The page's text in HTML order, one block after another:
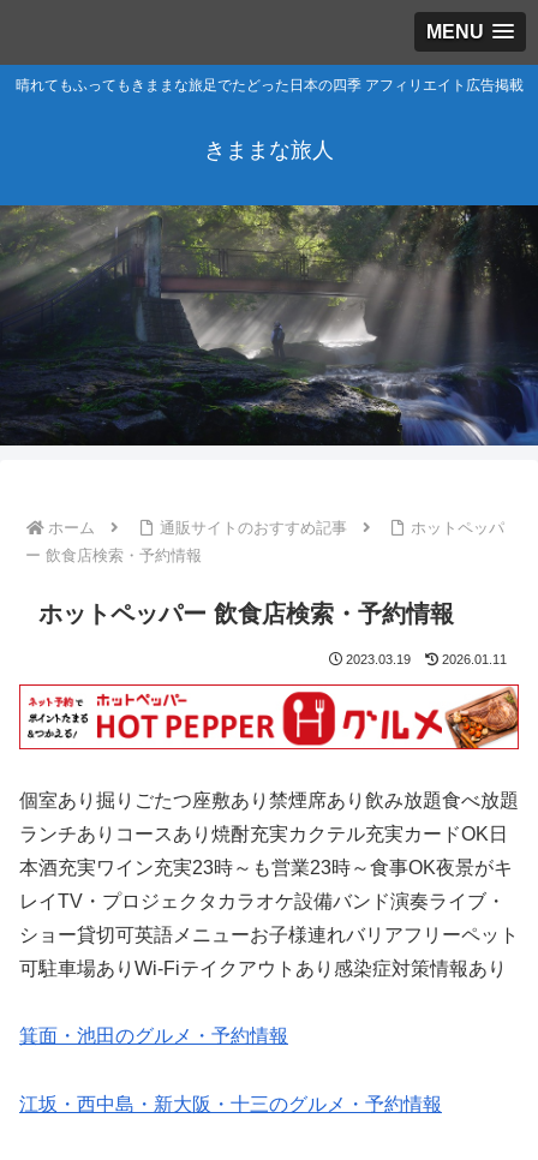
MENU
晴れてもふってもきままな旅足でたどった日本の四季 アフィリエイト広告掲載
きままな旅人
ホーム 通販サイトのおすすめ記事
ホットペッパ
ー 飲食店検索・予約情報
ホットペッパー 飲食店検索・予約情報
2023.03.19 2026.01.11
個室あり掘りごたつ座敷あり禁煙席あり飲み放題食べ放題
ランチありコースあり焼酎充実カクテル充実カードOK日
本酒充実ワイン充実23時～も営業23時～食事OK夜景がキ
レイTV・プロジェクタカラオケ設備バンド演奏ライブ・
ショー貸切可英語メニューお子様連れバリアフリーペット
可駐車場ありWi-Fiテイクアウトあり感染症対策情報あり
箕面・池田のグルメ・予約情報
江坂・西中島・新大阪・十三のグルメ・予約情報